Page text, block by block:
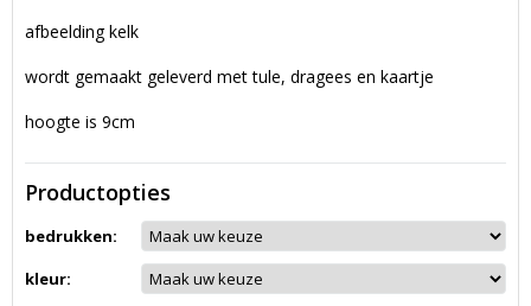
afbeelding kelk
wordt gemaakt geleverd met tule, dragees en kaartje
hoogte is 9cm
Productopties
bedrukken:
kleur: